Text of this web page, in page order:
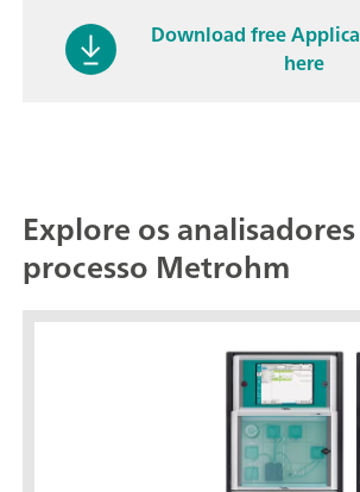
Download free
here
Explore os
processo Metrohm